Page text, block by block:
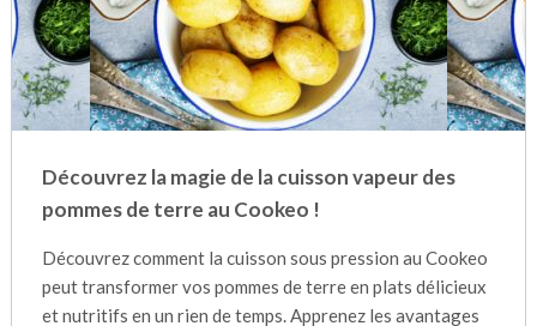
Découvrez la magie de la cuisson vapeur des
pommes de terre au Cookeo !
Découvrez comment la cuisson sous pression au Cookeo
peut transformer vos pommes de terre en plats délicieux
et nutritifs en un rien de temps. Apprenez les avantages